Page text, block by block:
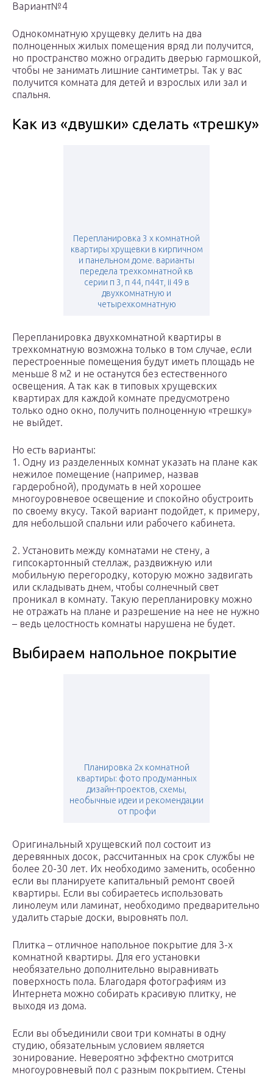
Вариант№4
Однокомнатную хрущевку делить на два
полноценных жилых помещения вряд ли получится,
но пространство можно оградить дверью гармошкой,
чтобы не занимать лишние сантиметры. Так у вас
получится комната для детей и взрослых или зал и
спальня.
Как из «двушки» сделать «трешку»
Перепланировка 3 х комнатной
квартиры хрущевки в кирпичном
и панельном доме. варианты
передела трехкомнатной кв
серии п 3, п 44, п44т, ii 49 в
двухкомнатную и
четырехкомнатную
Перепланировка двухкомнатной квартиры в
трехкомнатную возможна только в том случае, если
перестроенные помещения будут иметь площадь не
меньше 8 м2 и не останутся без естественного
освещения. А так как в типовых хрущевских
квартирах для каждой комнате предусмотрено
только одно окно, получить полноценную «трешку»
не выйдет.
Но есть варианты:
1. Одну из разделенных комнат указать на плане как
нежилое помещение (например, назвав
гардеробной), продумать в ней хорошее
многоуровневое освещение и спокойно обустроить
по своему вкусу. Такой вариант подойдет, к примеру,
для небольшой спальни или рабочего кабинета.
2. Установить между комнатами не стену, а
гипсокартонный стеллаж, раздвижную или
мобильную перегородку, которую можно задвигать
или складывать днем, чтобы солнечный свет
проникал в комнату. Такую перепланировку можно
не отражать на плане и разрешение на нее не нужно
– ведь целостность комнаты нарушена не будет.
Выбираем напольное покрытие
Планировка 2х комнатной
квартиры: фото продуманных
дизайн-проектов, схемы,
необычные идеи и рекомендации
от профи
Оригинальный хрущевский пол состоит из
деревянных досок, рассчитанных на срок службы не
более 20-30 лет. Их необходимо заменить, особенно
если вы планируете капитальный ремонт своей
квартиры. Если вы собираетесь использовать
линолеум или ламинат, необходимо предварительно
удалить старые доски, выровнять пол.
Плитка – отличное напольное покрытие для 3-х
комнатной квартиры. Для его установки
необязательно дополнительно выравнивать
поверхность пола. Благодаря фотографиям из
Интернета можно собирать красивую плитку, не
выходя из дома.
Если вы объединили свои три комнаты в одну
студию, обязательным условием является
зонирование. Невероятно эффектно смотрится
многоуровневый пол с разным покрытием. Стены